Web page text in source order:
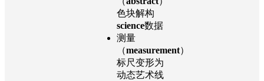
色块解构
science数据
测量
（measurement）
标尺变形为
动态艺术线